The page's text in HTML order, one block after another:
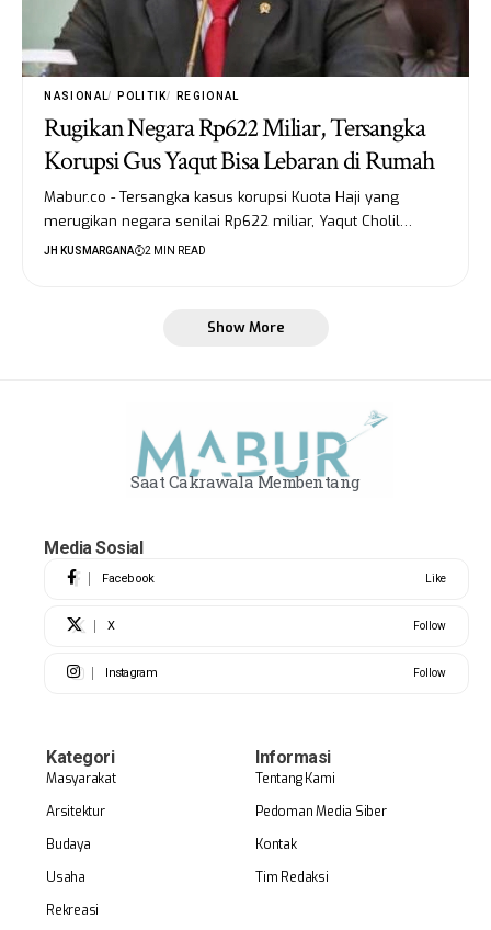
NASIONAL POLITIK REGIONAL
Rugikan Negara Rp622 Miliar, Tersangka
Korupsi Gus Yaqut Bisa Lebaran di Rumah
Mabur.co - Tersangka kasus korupsi Kuota Haji yang
merugikan negara senilai Rp622 miliar, Yaqut Cholil…
JH KUSMARGANA 2 MIN READ
Show More
Saat Cakrawala Membentang
Media Sosial
Facebook Like
X Follow
Instagram Follow
Kategori
Masyarakat
Arsitektur
Budaya
Usaha
Rekreasi
Informasi
Tentang Kami
Pedoman Media Siber
Kontak
Tim Redaksi